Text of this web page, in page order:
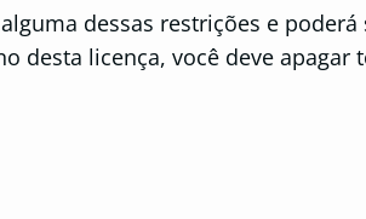
dessas restrições e
desta licença, você deve